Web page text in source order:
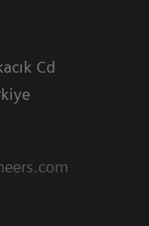
Cd